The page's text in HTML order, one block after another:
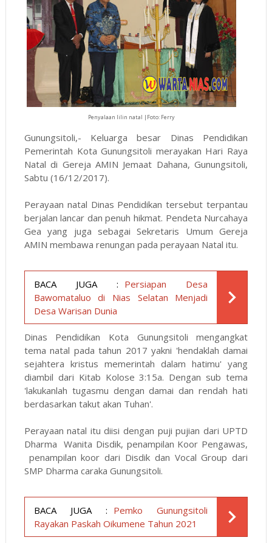
Penyalaan lilin natal |Foto: Ferry
Gunungsitoli,- Keluarga besar Dinas Pendidikan
Pemerintah Kota Gunungsitoli merayakan Hari Raya
Natal di Gereja AMIN Jemaat Dahana, Gunungsitoli,
Sabtu (16/12/2017).
Perayaan natal Dinas Pendidikan tersebut terpantau
berjalan lancar dan penuh hikmat. Pendeta Nurcahaya
Gea yang juga sebagai Sekretaris Umum Gereja
AMIN membawa renungan pada perayaan Natal itu.
BACA JUGA : Persiapan Desa
Bawomataluo di Nias Selatan Menjadi
Desa Warisan Dunia
Dinas Pendidikan Kota Gunungsitoli mengangkat
tema natal pada tahun 2017 yakni 'hendaklah damai
sejahtera kristus memerintah dalam hatimu' yang
diambil dari Kitab Kolose 3:15a. Dengan sub tema
'lakukanlah tugasmu dengan damai dan rendah hati
berdasarkan takut akan Tuhan'.
Perayaan natal itu diisi dengan puji pujian dari UPTD
Dharma Wanita Disdik, penampilan Koor Pengawas,
penampilan koor dari Disdik dan Vocal Group dari
SMP Dharma caraka Gunungsitoli.
BACA JUGA : Pemko Gunungsitoli
Rayakan Paskah Oikumene Tahun 2021